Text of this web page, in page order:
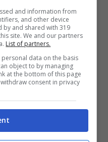
della
and information from
and other device
by and shared with 319
site. We and our partners
List of partners.
data on the basis
object to by managing
at the bottom of this page
consent in privacy